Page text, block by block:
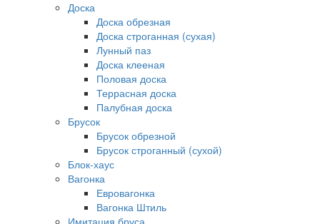
Доска
Доска обрезная
Доска строганная (сухая)
Лунный паз
Доска клееная
Половая доска
Террасная доска
Палубная доска
Брусок
Брусок обрезной
Брусок строганный (сухой)
Блок-хаус
Вагонка
Евровагонка
Вагонка Штиль
Имитация бруса